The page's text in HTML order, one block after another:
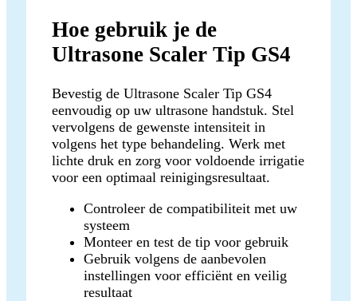
Hoe gebruik je de
Ultrasone Scaler Tip GS4
Bevestig de Ultrasone Scaler Tip GS4
eenvoudig op uw ultrasone handstuk. Stel
vervolgens de gewenste intensiteit in
volgens het type behandeling. Werk met
lichte druk en zorg voor voldoende irrigatie
voor een optimaal reinigingsresultaat.
Controleer de compatibiliteit met uw
systeem
Monteer en test de tip voor gebruik
Gebruik volgens de aanbevolen
instellingen voor efficiënt en veilig
resultaat